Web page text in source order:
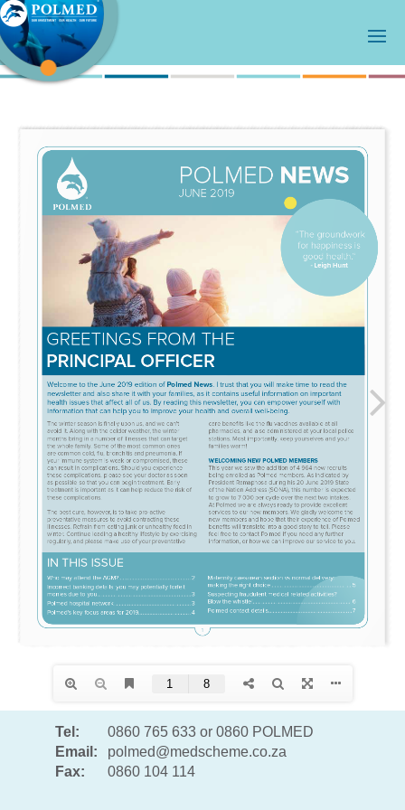
Tel:
0860 765 633 or 0860 POLMED
Email:
polmed@medscheme.co.za
Fax:
0860 104 114